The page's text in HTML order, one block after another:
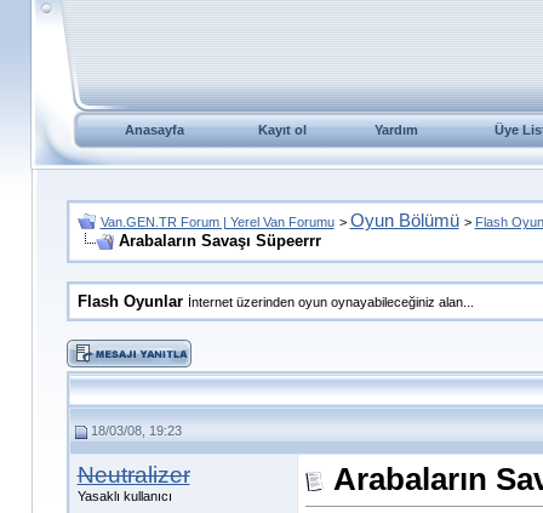
Anasayfa Kayıt ol Yardım Üye
Van.GEN.TR Forum | Yerel Van Forumu > Oyun Bölümü > Flash
Arabaların Savaşı Süpeerrr
Flash Oyunlar İnternet üzerinden oyun oynayabileceğiniz alan...
18/03/08, 19:23
Neutralizer
Yasaklı kullanıcı Arabaların